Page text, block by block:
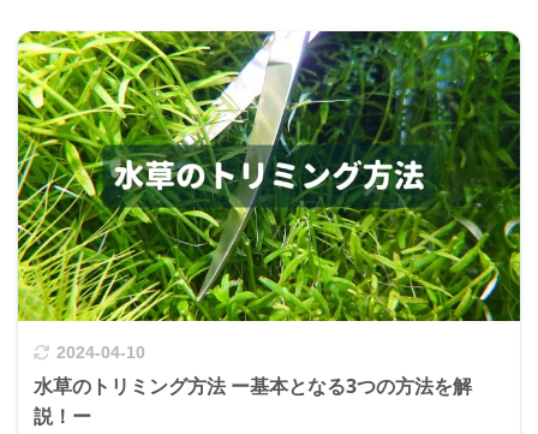
2024-04-10
水草のトリミング方法 ー基本となる3つの方法を解
説！ー